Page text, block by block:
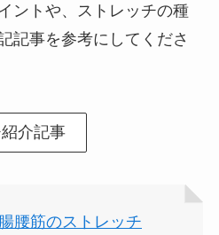
ントや、ストレッチの種
記事を参考にしてくださ
介記事
腰筋のストレッチ